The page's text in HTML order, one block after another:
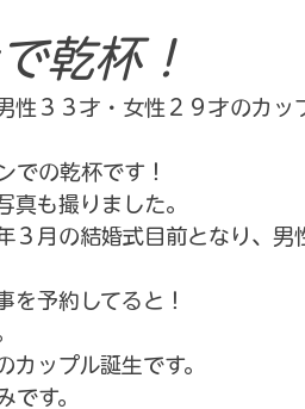
乾杯！
性３３才・女性２９才のカッ
での乾杯です！
真も撮りました。
３月の結婚式目前となり、男
を予約してると！
ップル誕生です。
です。